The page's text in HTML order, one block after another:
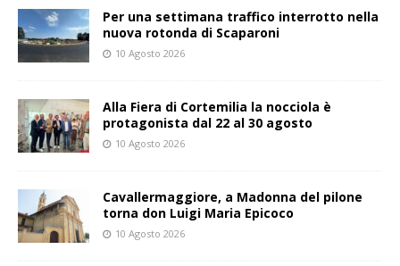
Per una settimana traffico interrotto nella
nuova rotonda di Scaparoni
10 Agosto 2026
Alla Fiera di Cortemilia la nocciola è
protagonista dal 22 al 30 agosto
10 Agosto 2026
Cavallermaggiore, a Madonna del pilone
torna don Luigi Maria Epicoco
10 Agosto 2026